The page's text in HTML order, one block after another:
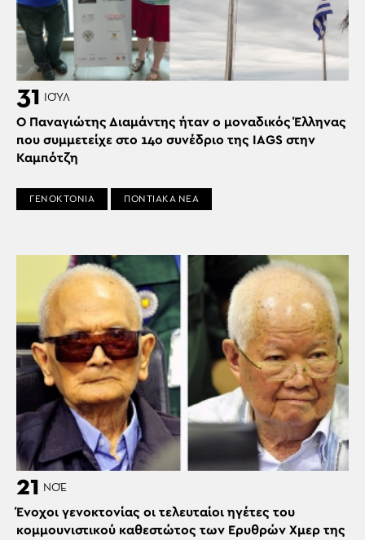
31 ΙΟΎΛ
Ο Παναγιώτης Διαμάντης ήταν ο μοναδικός Έλληνας
που συμμετείχε στο 14ο συνέδριο της IAGS στην
Καμπότζη
ΓΕΝΟΚΤΟΝΙΑ ΠΟΝΤΙΑΚΑ ΝΕΑ
21 ΝΟΈ
Ένοχοι γενοκτονίας οι τελευταίοι ηγέτες του
κομμουνιστικού καθεστώτος των Ερυθρών Χμερ της